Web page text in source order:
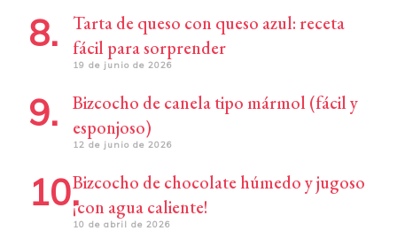
Tarta de queso con queso azul: receta
fácil para sorprender
19 de junio de 2026
Bizcocho de canela tipo mármol (fácil y
esponjoso)
12 de junio de 2026
Bizcocho de chocolate húmedo y jugoso
¡con agua caliente!
10 de abril de 2026